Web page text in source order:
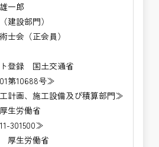
一郎
部門）
正会員）
ト登録 国土交通省
第10688号≫
画、施工設備及び積算部門≫
生労働省
301500≫
厚生労働省